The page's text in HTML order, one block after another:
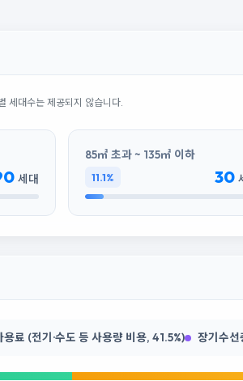
세대수는 제공되지 않습니다.
세대
85㎡ 초과 ~ 135㎡ 이하
11.1% 30
용료 (전기·수도 등 사용량 비용, 41.5%) 장기수선